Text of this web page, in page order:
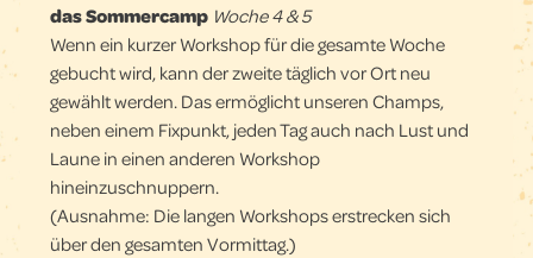
das Sommercamp Woche 4 & 5
Wenn ein kurzer Workshop für die gesamte Woche
gebucht wird, kann der zweite täglich vor Ort neu
gewählt werden. Das ermöglicht unseren Champs,
neben einem Fixpunkt, jeden Tag auch nach Lust und
Laune in einen anderen Workshop
hineinzuschnuppern.
(Ausnahme: Die langen Workshops erstrecken sich
über den gesamten Vormittag.)